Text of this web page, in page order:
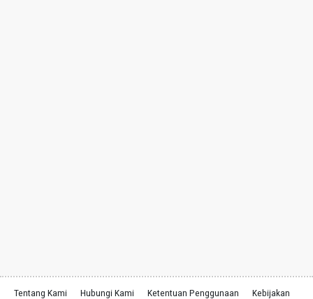
Tentang Kami Hubungi Kami Ketentuan Penggunaan
Kebijakan